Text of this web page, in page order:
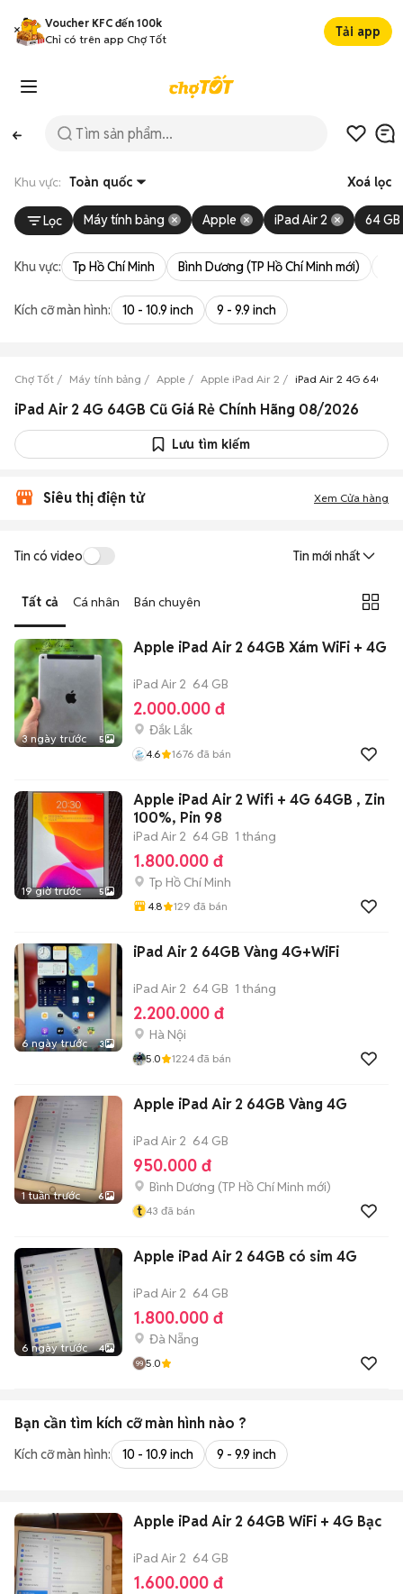
Voucher KFC đến 100k
Chỉ có trên app Chợ Tốt
Tải app
Khu vực: Toàn quốc Xoá lọc
Lọc Máy tính bảng Apple iPad Air 2 64 GB
Khu vực: Tp Hồ Chí Minh Bình Dương (TP Hồ Chí Minh mới)
Kích cỡ màn hình: 10 - 10.9 inch 9 - 9.9 inch
Chợ Tốt Máy tính bảng Apple Apple iPad Air 2 iPad Air 2 4G 64GB
iPad Air 2 4G 64GB Cũ Giá Rẻ Chính Hãng 08/2026
Lưu tìm kiếm
Siêu thị điện tử Xem Cửa hàng
Tin có video Tin mới nhất
Tất cả Cá nhân Bán chuyên
3 ngày trước 5
Apple iPad Air 2 64GB Xám WiFi + 4G
iPad Air 2 64 GB
2.000.000 đ
Đắk Lắk
4.6 1676 đã bán
19 giờ trước 5
Apple iPad Air 2 Wifi + 4G 64GB , Zin
100%, Pin 98
iPad Air 2 64 GB 1 tháng
1.800.000 đ
Tp Hồ Chí Minh
4.8 129 đã bán
6 ngày trước 3
iPad Air 2 64GB Vàng 4G+WiFi
iPad Air 2 64 GB 1 tháng
2.200.000 đ
Hà Nội
5.0 1224 đã bán
1 tuần trước 6
Apple iPad Air 2 64GB Vàng 4G
iPad Air 2 64 GB
950.000 đ
Bình Dương (TP Hồ Chí Minh mới)
t 43 đã bán
6 ngày trước 4
Apple iPad Air 2 64GB có sim 4G
iPad Air 2 64 GB
1.800.000 đ
Đà Nẵng
5.0
Bạn cần tìm kích cỡ màn hình nào ?
Kích cỡ màn hình: 10 - 10.9 inch 9 - 9.9 inch
Apple iPad Air 2 64GB WiFi + 4G Bạc
iPad Air 2 64 GB
1.600.000 đ